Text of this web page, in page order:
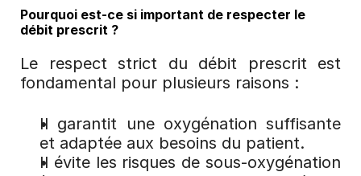
Pourquoi est-ce si important de respecter le
débit prescrit ?
Le respect strict du débit prescrit est
fondamental pour plusieurs raisons :
Il garantit une oxygénation suffisante
et adaptée aux besoins du patient.
Il évite les risques de sous-oxygénation